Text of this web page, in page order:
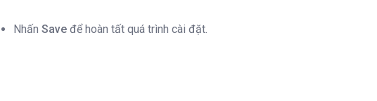
NhấnSave để hoàn tất quá trình cài đặt.